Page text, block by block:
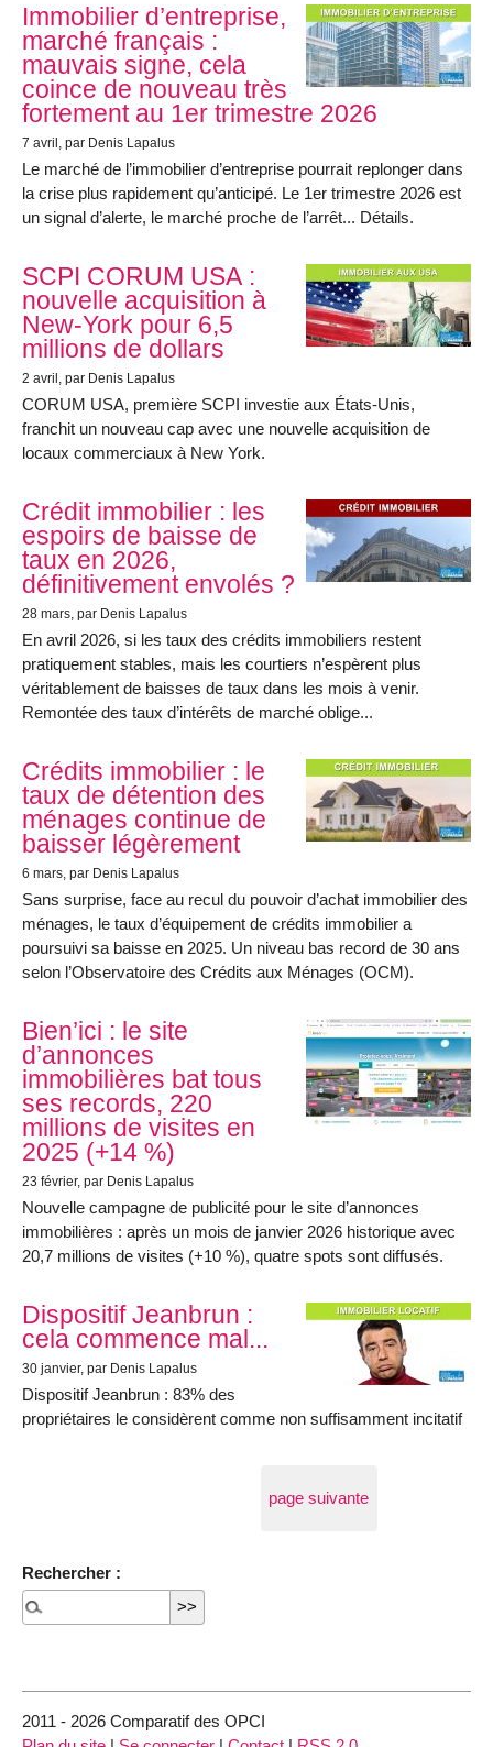
Immobilier d’entreprise,
marché français :
mauvais signe, cela
coince de nouveau très
fortement au 1er trimestre 2026
7 avril , par Denis Lapalus
Le marché de l’immobilier d’entreprise pourrait replonger dans
la crise plus rapidement qu’anticipé. Le 1er trimestre 2026 est
un signal d’alerte, le marché proche de l’arrêt... Détails.
SCPI CORUM USA :
nouvelle acquisition à
New-York pour 6,5
millions de dollars
2 avril , par Denis Lapalus
CORUM USA, première SCPI investie aux États-Unis,
franchit un nouveau cap avec une nouvelle acquisition de
locaux commerciaux à New York.
Crédit immobilier : les
espoirs de baisse de
taux en 2026,
définitivement envolés ?
28 mars, par Denis Lapalus
En avril 2026, si les taux des crédits immobiliers restent
pratiquement stables, mais les courtiers n’espèrent plus
véritablement de baisses de taux dans les mois à venir.
Remontée des taux d’intérêts de marché oblige...
Crédits immobilier : le
taux de détention des
ménages continue de
baisser légèrement
6 mars, par Denis Lapalus
Sans surprise, face au recul du pouvoir d’achat immobilier des
ménages, le taux d’équipement de crédits immobilier a
poursuivi sa baisse en 2025. Un niveau bas record de 30 ans
selon l’Observatoire des Crédits aux Ménages (OCM).
Bien’ici : le site
d’annonces
immobilières bat tous
ses records, 220
millions de visites en
2025 (+14 %)
23 février, par Denis Lapalus
Nouvelle campagne de publicité pour le site d’annonces
immobilières : après un mois de janvier 2026 historique avec
20,7 millions de visites (+10 %), quatre spots sont diffusés.
Dispositif Jeanbrun :
cela commence mal...
30 janvier, par Denis Lapalus
Dispositif Jeanbrun : 83% des
propriétaires le considèrent comme non suffisamment incitatif
page suivante
Rechercher :
2011 - 2026 Comparatif des OPCI